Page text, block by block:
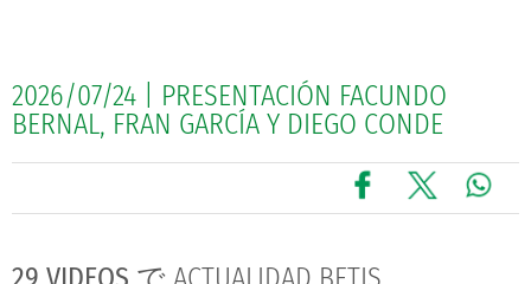
2026/07/24 | PRESENTACIÓN FACUNDO
BERNAL, FRAN GARCÍA Y DIEGO CONDE